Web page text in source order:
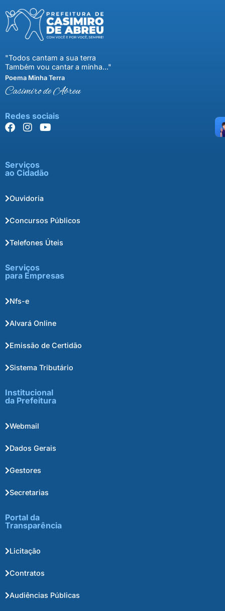
"Todos cantam a sua terra
Também vou cantar a minha..."
Poema Minha Terra
Casimiro de Abreu
Redes sociais
Serviços
ao Cidadão
Ouvidoria
Concursos Públicos
Telefones Úteis
Serviços
para Empresas
Nfs-e
Alvará Online
Emissão de Certidão
Sistema Tributário
Institucional
da Prefeitura
Webmail
Dados Gerais
Gestores
Secretarias
Portal da
Transparência
Licitação
Contratos
Audiências Públicas